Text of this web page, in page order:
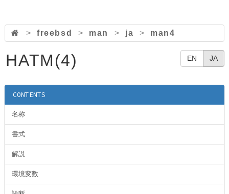
> freebsd > man > ja > man4
EN JA
HATM(4)
CONTENTS
名称
書式
解説
環境変数